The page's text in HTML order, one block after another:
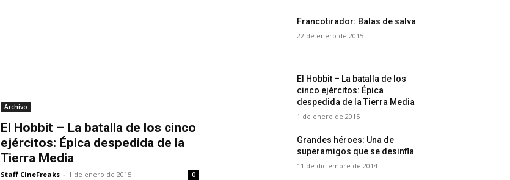
Archivo
El Hobbit – La batalla de los cinco
ejércitos: Épica despedida de la
Tierra Media
Staff CineFreaks - 1 de enero de 2015 0
Francotirador: Balas de salva
22 de enero de 2015
El Hobbit – La batalla de los
cinco ejércitos: Épica
despedida de la Tierra Media
1 de enero de 2015
Grandes héroes: Una de
superamigos que se desinfla
11 de diciembre de 2014